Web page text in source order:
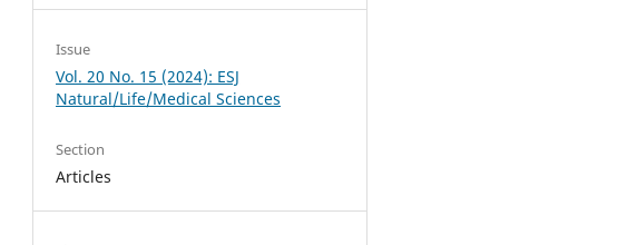
Issue
Vol. 20 No. 15 (2024): ESJ
Natural/Life/Medical Sciences
Section
Articles